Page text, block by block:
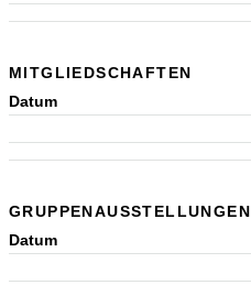
MITGLIEDSCHAFTEN
Datum
GRUPPENAUSSTELLUNGEN
Datum